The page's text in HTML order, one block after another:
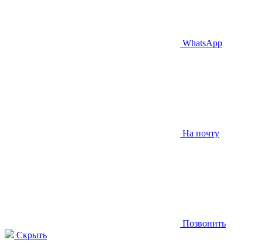
WhatsApp
На почту
Позвонить
Скрыть